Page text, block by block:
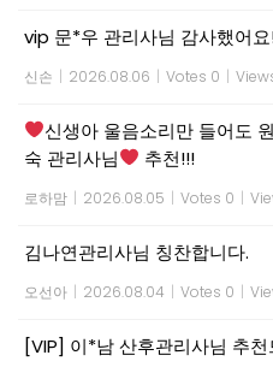
vip 문*우 관리사님 감사했어
신손 | 2026.08.06 | Votes 0 |
신생아 울음소리만 들어도
숙 관리사님
추천!!!
로하맘 | 2026.08.05 | Votes 0 |
김나연관리사님 칭찬합니다.
오선아 | 2026.08.04 | Votes 0 |
[VIP] 이*남 산후관리사님 추